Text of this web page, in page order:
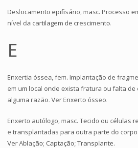
Deslocamento epifisário, masc. Processo
nível da cartilagem de crescimento.
E
Enxertia óssea, fem. Implantação de
em um local onde exista fratura ou falta
alguma razão. Ver Enxerto ósseo.
Enxerto autólogo, masc. Tecido ou células
e transplantadas para outra parte do
Ver Ablação; Captação; Transplante.